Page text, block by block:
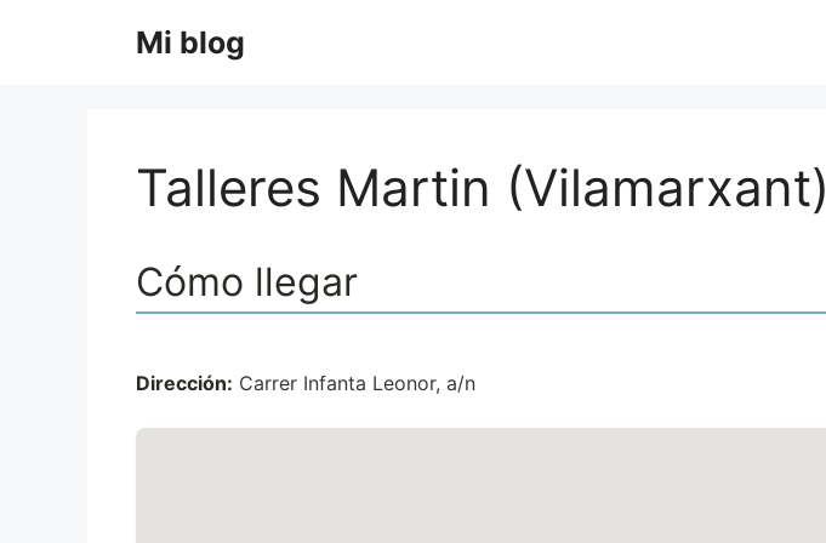
Mi blog
Talleres Martin (Vilamarxant)
Cómo llegar
Dirección: Carrer Infanta Leonor, a/n